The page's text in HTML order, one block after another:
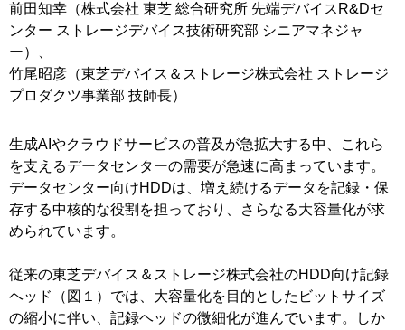
前田知幸（株式会社 東芝 総合研究所 先端デバイスR&Dセ
ンター ストレージデバイス技術研究部 シニアマネジャ
ー）、
竹尾昭彦（東芝デバイス＆ストレージ株式会社 ストレージ
プロダクツ事業部 技師長）
生成AIやクラウドサービスの普及が急拡大する中、これら
を支えるデータセンターの需要が急速に高まっています。
データセンター向けHDDは、増え続けるデータを記録・保
存する中核的な役割を担っており、さらなる大容量化が求
められています。
従来の東芝デバイス＆ストレージ株式会社のHDD向け記録
ヘッド（図１）では、大容量化を目的としたビットサイズ
の縮小に伴い、記録ヘッドの微細化が進んでいます。しか